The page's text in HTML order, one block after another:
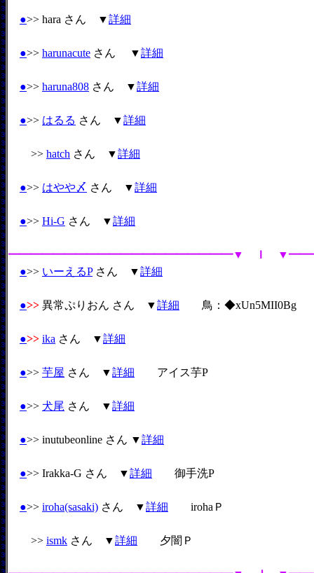
●>> hara さん ▼詳細
●>> harunacute さん ▼詳細
●>> haruna808 さん ▼詳細
●>> はるる さん ▼詳細
>> hatch さん ▼詳細
●>> はやや〆 さん ▼詳細
●>> Hi-G さん ▼詳細
━━━━━━━━━━━━━━━━━━━━▼ Ｉ
●>> いーえるPさん ▼詳細
●>> 異常ぷりおん さん ▼詳細 鳥：◆xUn5MII0Bg
●>> ika さん ▼詳細
●>> 芋屋 さん ▼詳細 アイス芋P
●>> 犬尾 さん ▼詳細
●>> inutubeonline さん ▼詳細
●>> Irakka-G さん ▼詳細 御手洗P
●>> iroha(sasaki) さん ▼詳細 irohaＰ
>> ismk さん ▼詳細 夕闇Ｐ